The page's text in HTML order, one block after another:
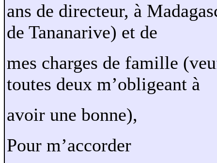
ans de directeur, à
de Tananarive) et de
mes charges de famille
toutes deux m’obligeant à
avoir une bonne),
Pour m’accorder